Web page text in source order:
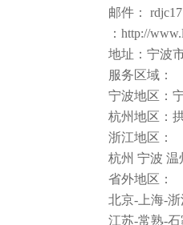
邮件： rdjc17
：http://
地址：宁波
服务区域：
宁波地区：
杭州地区：
浙江地区：
杭州 宁波
省外地区：
北京- 上海-浙
江苏-常熟-石